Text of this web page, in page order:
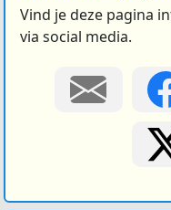
Vind je deze pagina
via social media.